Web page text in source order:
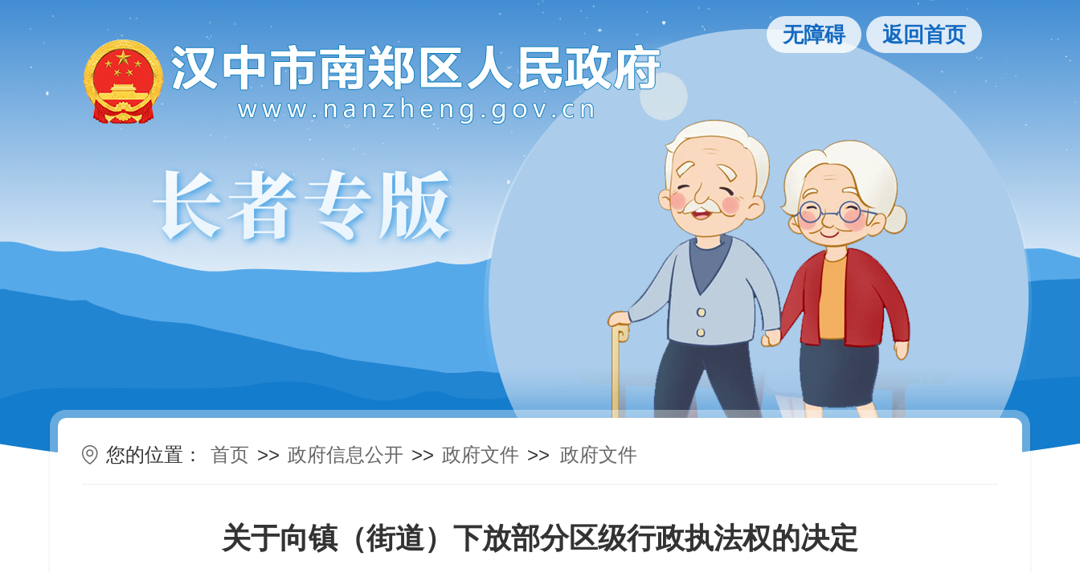
无障碍 返回首页
您的位置： 首页 >> 政府信息公开 >> 政府文件 >> 政府文件
关于向镇（街道）下放部分区级行政执法权的决定